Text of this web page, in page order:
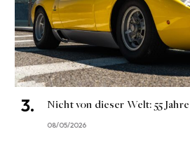
Nicht von dieser Welt: 55
08/05/2026